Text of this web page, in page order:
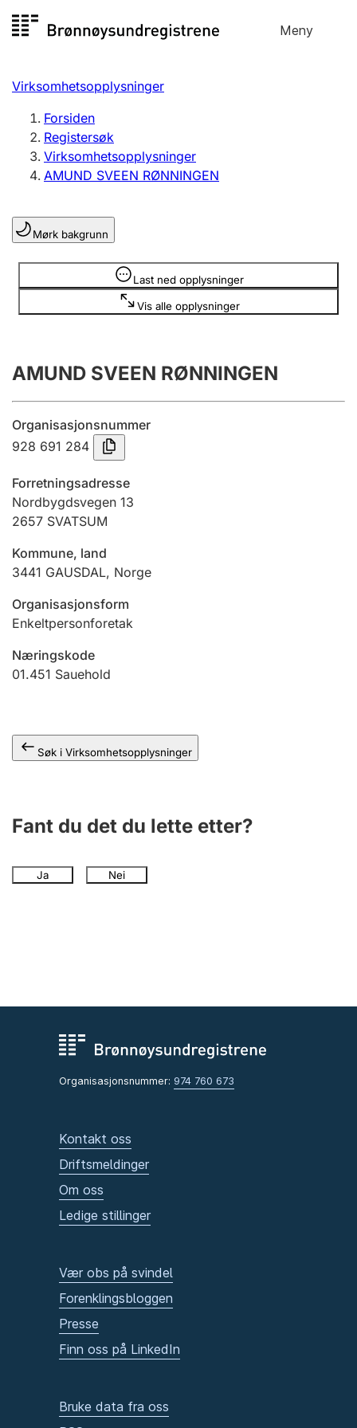
til
Meny
Registersøk
Aksjeselskap
Enkeltpersonforetak
Registrere, endre, slette
Lag og forening
Registrere, endre, slette
Årsregnskap
Innsending og forsinkelsesgebyr
Tinglysing
Jeger
Ektepaktveileder
Offentlig sektor
Virksomhetsopplysninger
Forsiden
Registersøk
Virksomhetsopplysninger
AMUND SVEEN RØNNINGEN
Mørk bakgrunn
Last ned opplysninger
Vis alle opplysninger
Opplysninger er skjult
AMUND SVEEN RØNNINGEN
Organisasjonsnummer
928 691 284
Forretningsadresse
Nordbygdsvegen 13
2657 SVATSUM
Kommune, land
3441 GAUSDAL, Norge
Organisasjonsform
Enkeltpersonforetak
Næringskode
01.451 Sauehold
Søk i Virksomhetsopplysninger
Fant du det du lette etter?
Ja Nei
Organisasjonsnummer: 974 760 673
Kontakt oss
Driftsmeldinger
Om oss
Ledige stillinger
Vær obs på svindel
Forenklingsbloggen
Presse
Finn oss på LinkedIn
Bruke data fra oss